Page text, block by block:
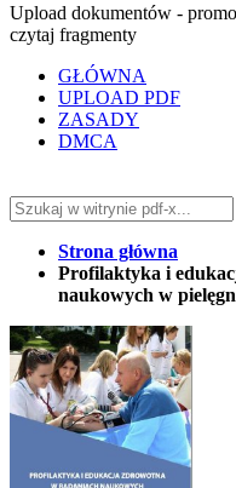
Upload dokumentów -
czytaj fragmenty
GŁÓWNA
UPLOAD PDF
ZASADY
DMCA
Strona główna
Profilaktyka i
naukowych w